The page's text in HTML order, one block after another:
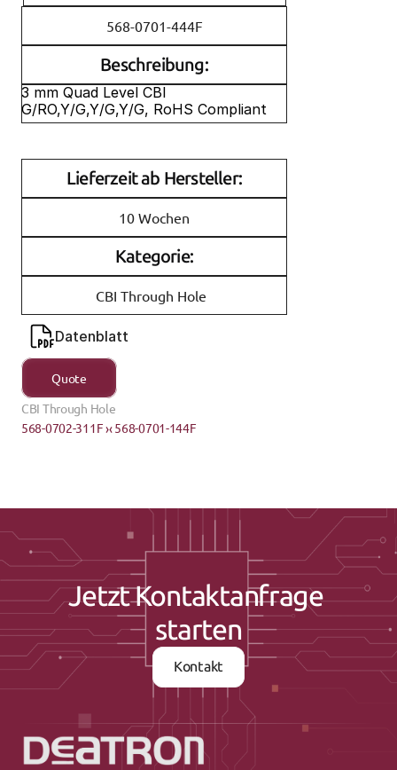
568-0701-444F
Beschreibung:
3 mm Quad Level CBI
G/RO,Y/G,Y/G,Y/G, RoHS Compliant
Lieferzeit ab Hersteller:
10 Wochen
Kategorie:
CBI Through Hole
Datenblatt
Quote
CBI Through Hole
568-0702-311F ›‹ 568-0701-144F
Jetzt Kontaktanfrage
starten
Kontakt